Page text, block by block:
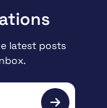
latest posts